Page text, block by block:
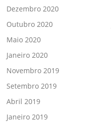
Dezembro 2020
Outubro 2020
Maio 2020
Janeiro 2020
Novembro 2019
Setembro 2019
Abril 2019
Janeiro 2019